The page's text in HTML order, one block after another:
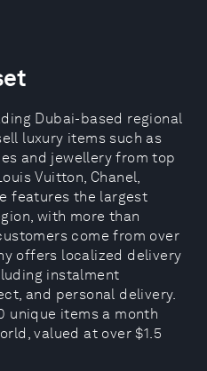
Dubai-based regional
luxury items such as
and jewellery from top
Vuitton, Chanel,
features the largest
with more than
come from over
offers localized delivery
instalment
and personal delivery.
unique items a month
valued at over $1.5